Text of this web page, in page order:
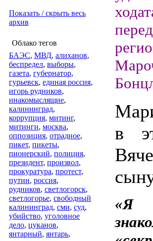
Показать / скрыть весь
архив
Облако тегов
БАЭС, МВД, алиханов,
беспредел, выборы,
газета, губернатор,
гурьевск, единая россия,
игорь рудников,
инакомыслящие,
калининград,
коррупция, митинг,
митинги, москва,
оппозиция, отрадное,
пикет, пикеты,
пионерский, полиция,
президент, произвол,
прокуратура, протест,
путин, россия,
рудников, светлогорск,
светлогорье, свободный
калининград, сми, суд,
убийство, уголовное
дело, цуканов,
янтарный, янтарь,
в
«Я